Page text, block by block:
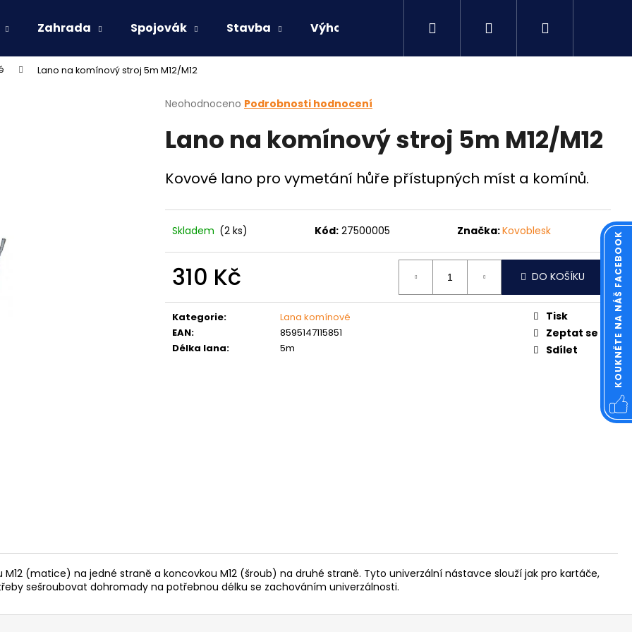
Zahrada Spojovák Stavba Výhodné sety Kontakty Přihlášení
Lano na komínový stroj 5m M12/M12
Průměrné
produktu
je
z
5
Neohodnoceno Podrobnosti hodnocení
Lano na komínový stroj 5m M12/M12
Kovové lano pro vymetání hůře přístupných míst a komínů.
Skladem (2 ks) Kód: 27500005 Značka:Kovoblesk
310 Kč
cena:
DO KOŠÍKU
Kategorie:
Lana komínové
EAN:
8595147115851
Délka lana: 5m
Tisk
Zeptat se
Sdílet
(matice) na jedné straně a koncovkou M12 (šroub) na druhé straně. Tyto univerzální nástavce slouží jak pro kartáče,
sešroubovat dohromady na potřebnou délku se zachováním univerzálnosti.
Co potřebujete najít?
HLEDAT
Následující
MATICE ŠESTIHRANNÁ PRODLOUŽENÁ
PODLOŽKA PÉROVÁ ČTVERCOVÁ NEREZ
KOUKNĚTE NA NÁŠ FACEBOOK